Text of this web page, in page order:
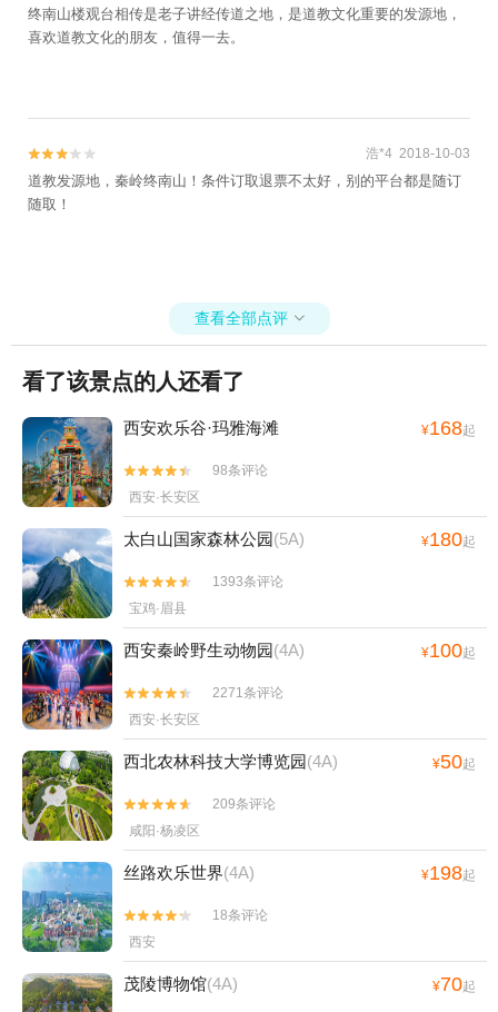
终南山楼观台相传是老子讲经传道之地，是道教文化重要的发源地，
喜欢道教文化的朋友，值得一去。

 浩*4 2018-10-03
道教发源地，秦岭终南山！条件订取退票不太好，别的平台都是随订
随取！
查看全部点评 
看了该景点的人还看了
西安欢乐谷·玛雅海滩 ¥168起


98条评论
西安·长安区
太白山国家森林公园(5A) ¥180起


1393条评论
宝鸡·眉县
西安秦岭野生动物园(4A) ¥100起


2271条评论
西安·长安区
西北农林科技大学博览园(4A) ¥50起


209条评论
咸阳·杨凌区
丝路欢乐世界(4A) ¥198起


18条评论
西安
茂陵博物馆(4A) ¥70起